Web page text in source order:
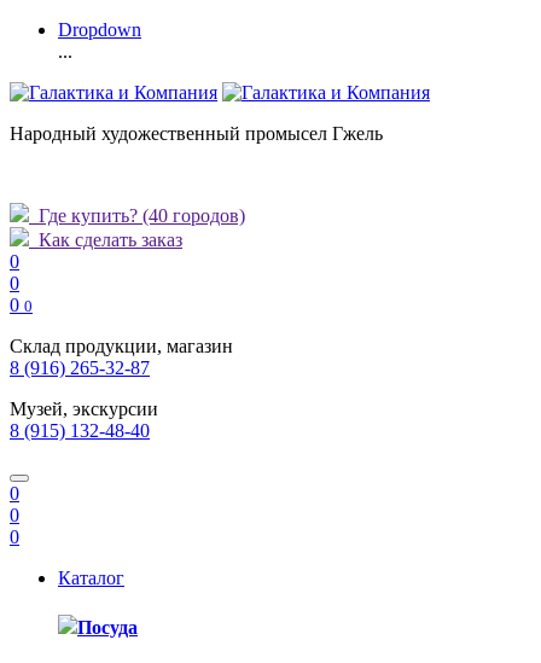
Dropdown
...
Народный художественный промысел Гжель
Где купить? (40 городов)
Как сделать заказ
0
0
0 0
Склад продукции, магазин
8 (916) 265-32-87
Музей, экскурсии
8 (915) 132-48-40
0
0
0
Каталог
Посуда